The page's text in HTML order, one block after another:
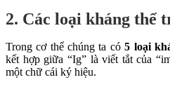
2. Các loại kháng thể
Trong cơ thể chúng ta có5 loại
kết hợp giữa “Ig” là viết tắt của
một chữ cái ký hiệu.